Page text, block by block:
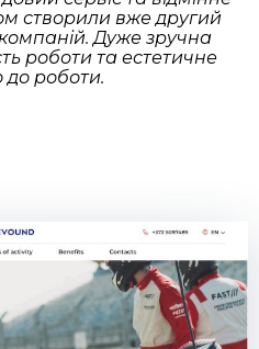
створили вже другий
Дуже зручна
роботи та естетичне
роботи.